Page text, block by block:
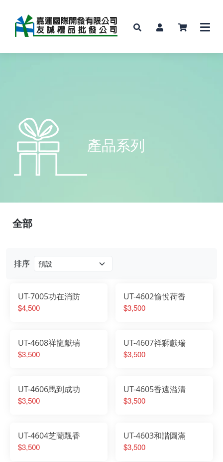
產品系列
排序
UT-7005功在消防
$4,500
UT-4602愉悅荷香
$3,500
UT-4608祥龍獻瑞
$3,500
UT-4607祥獅獻瑞
$3,500
UT-4606馬到成功
$3,500
UT-4605香遠溢清
$3,500
UT-4604芝蘭飄香
$3,500
UT-4603和諧圓滿
$3,500
全部